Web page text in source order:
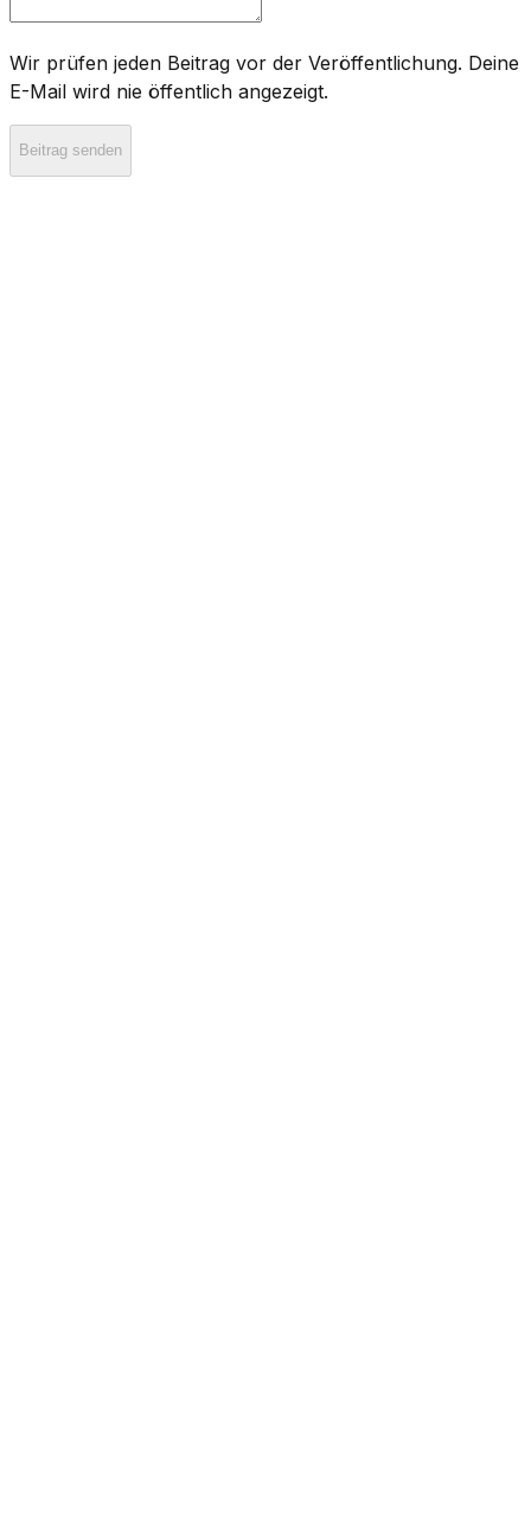
Wir prüfen jeden Beitrag vor der Veröffentlichung. Deine
E-Mail wird nie öffentlich angezeigt.
Beitrag senden